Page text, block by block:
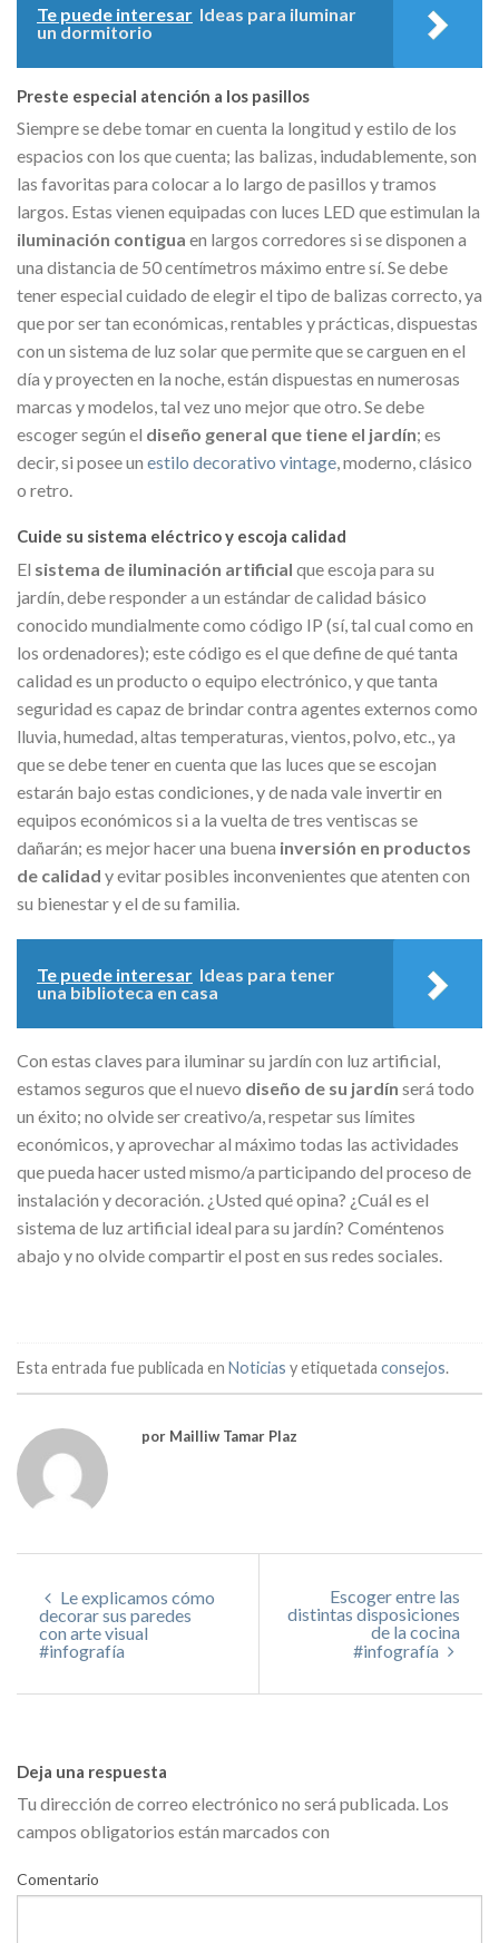
Te puede interesar Ideas para iluminar
un dormitorio
Preste especial atención a los pasillos
Siempre se debe tomar en cuenta la longitud y estilo de los
espacios con los que cuenta; las balizas, indudablemente, son
las favoritas para colocar a lo largo de pasillos y tramos
largos. Estas vienen equipadas con luces LED que estimulan la
iluminación contigua en largos corredores si se disponen a
una distancia de 50 centímetros máximo entre sí. Se debe
tener especial cuidado de elegir el tipo de balizas correcto, ya
que por ser tan económicas, rentables y prácticas, dispuestas
con un sistema de luz solar que permite que se carguen en el
día y proyecten en la noche, están dispuestas en numerosas
marcas y modelos, tal vez uno mejor que otro. Se debe
escoger según el diseño general que tiene el jardín; es
decir, si posee un estilo decorativo vintage, moderno, clásico
o retro.
Cuide su sistema eléctrico y escoja calidad
El sistema de iluminación artificial que escoja para su
jardín, debe responder a un estándar de calidad básico
conocido mundialmente como código IP (sí, tal cual como en
los ordenadores); este código es el que define de qué tanta
calidad es un producto o equipo electrónico, y que tanta
seguridad es capaz de brindar contra agentes externos como
lluvia, humedad, altas temperaturas, vientos, polvo, etc., ya
que se debe tener en cuenta que las luces que se escojan
estarán bajo estas condiciones, y de nada vale invertir en
equipos económicos si a la vuelta de tres ventiscas se
dañarán; es mejor hacer una buena inversión en productos
de calidad y evitar posibles inconvenientes que atenten con
su bienestar y el de su familia.
Te puede interesar Ideas para tener
una biblioteca en casa
Con estas claves para iluminar su jardín con luz artificial,
estamos seguros que el nuevo diseño de su jardín será todo
un éxito; no olvide ser creativo/a, respetar sus límites
económicos, y aprovechar al máximo todas las actividades
que pueda hacer usted mismo/a participando del proceso de
instalación y decoración. ¿Usted qué opina? ¿Cuál es el
sistema de luz artificial ideal para su jardín? Coméntenos
abajo y no olvide compartir el post en sus redes sociales.
Esta entrada fue publicada en Noticias y etiquetada consejos.
por Mailliw Tamar Plaz
Le explicamos cómo
decorar sus paredes
con arte visual
#infografía
Escoger entre las
distintas disposiciones
de la cocina
#infografía
Deja una respuesta
Tu dirección de correo electrónico no será publicada. Los
campos obligatorios están marcados con
Comentario